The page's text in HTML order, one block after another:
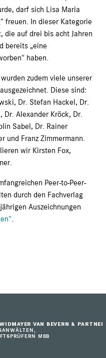
darf sich Lisa Maria
freuen. In dieser Kategorie
die auf drei bis acht Jahren
bereits „eine
haben.
zudem viele unserer
Diese sind:
Dr. Stefan Hackel, Dr.
Dr. Alexander Kröck, Dr.
Sabel, Dr. Rainer
und Franz Zimmermann.
wir Kirsten Fox,
Peer-to-Peer-
durch den Fachverlag
Auszeichnungen
.
VAN BEVERN & PARTNER
MBB